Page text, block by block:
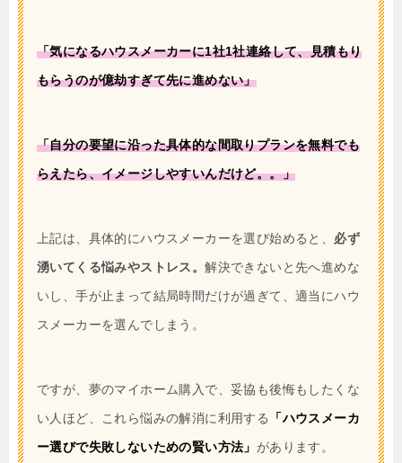
「気になるハウスメーカーに1社1社連絡して、見積もり
もらうのが億劫すぎて先に進めない」
「自分の要望に沿った具体的な間取りプランを無料でも
らえたら、イメージしやすいんだけど。。」
上記は、具体的にハウスメーカーを選び始めると、 必ず
湧いてくる悩みやストレス。解決できないと先へ進めな
いし、手が止まって結局時間だけが過ぎて、適当にハウ
スメーカーを選んでしまう。
ですが、夢のマイホーム購入で、妥協も後悔もしたくな
い人ほど、これら悩みの解消に利用する
「ハウスメーカ
ー選びで失敗しないための賢い方法」 があります。